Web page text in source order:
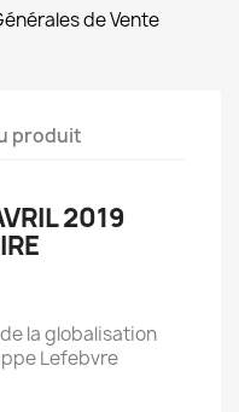
de Vente
produit
2019
la globalisation
Lefebvre